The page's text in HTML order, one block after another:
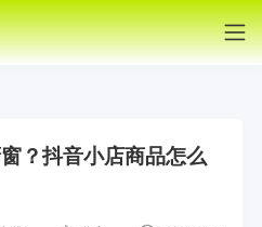
？抖音小店商品怎么